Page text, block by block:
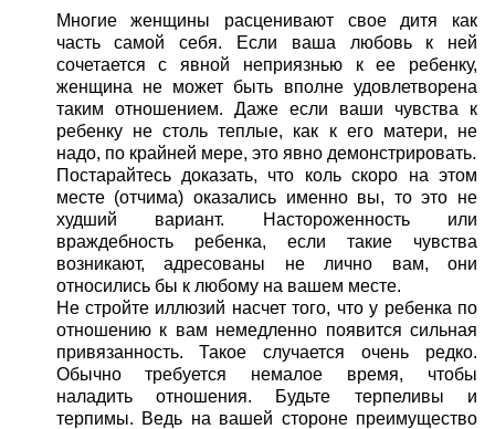
Многие женщины расценивают свое дитя как
часть самой себя. Если ваша любовь к ней
сочетается с явной неприязнью к ее ребенку,
женщина не может быть вполне удовлетворена
таким отношением. Даже если ваши чувства к
ребенку не столь теплые, как к его матери, не
надо, по крайней мере, это явно демонстрировать.
Постарайтесь доказать, что коль скоро на этом
месте (отчима) оказались именно вы, то это не
худший вариант. Настороженность или
враждебность ребенка, если такие чувства
возникают, адресованы не лично вам, они
относились бы к любому на вашем месте.
Не стройте иллюзий насчет того, что у ребенка по
отношению к вам немедленно появится сильная
привязанность. Такое случается очень редко.
Обычно требуется немалое время, чтобы
наладить отношения. Будьте терпеливы и
терпимы. Ведь на вашей стороне преимущество